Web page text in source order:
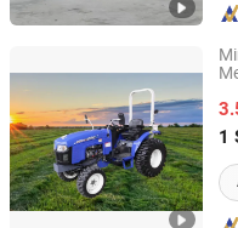
1
Zhejiang SELEHE
Zhejiang, China